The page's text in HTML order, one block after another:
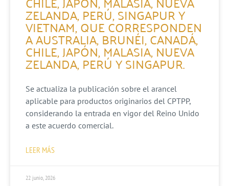
ZELANDA, PERÚ, SINGAPUR Y
VIETNAM, QUE CORRESPONDEN
A AUSTRALIA, BRUNÉI, CANADÁ,
CHILE, JAPÓN, MALASIA, NUEVA
ZELANDA, PERÚ Y SINGAPUR.
Se actualiza la publicación sobre el arancel
aplicable para productos originarios del CPTPP,
considerando la entrada en vigor del Reino Unido
a este acuerdo comercial.
LEER MÁS
22 junio, 2026